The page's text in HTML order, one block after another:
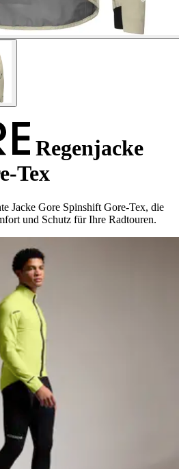
Regenjacke
Tex
Jacke Gore Spinshift Gore-Tex, die
und Schutz für Ihre Radtouren.